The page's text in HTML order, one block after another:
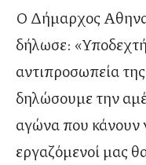
Ο Δήμαρχος
δήλωσε:
αντιπροσωπεία
δηλώσουμε την
αγώνα που κάνουν
εργαζόμενοί μας